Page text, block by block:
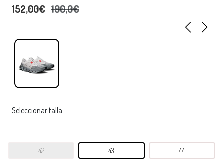
152,00€ 190,0€
Seleccionar talla
42 43 44